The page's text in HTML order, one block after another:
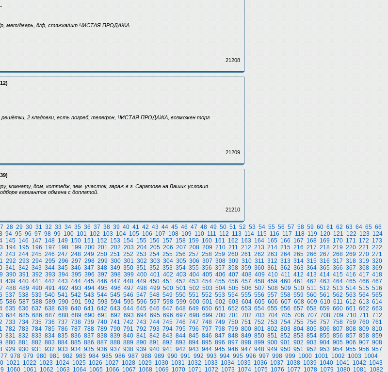
р, мет/дверь, д/ф, стяжка/шт.ЧИСТАЯ ПРОДАЖА
21208
решётки, 2 кладовки, есть погреб, телефон, ЧИСТАЯ ПРОДАЖА, возможен торг
21209
комнату, дом, коттедж, зем. участок, гараж в г. Саратове на Ваших условия.
вариантов обмена с доплатой.
21210
28 29 30 31 32 33 34 35 36 37 38 39 40 41 42 43 44 45 46 47 48 49 50 51 52 53 54 55 56 57 58 59 60 61 62 63 64 65 66
94 95 96 97 98 99 100 101 102 103 104 105 106 107 108 109 110 111 112 113 114 115 116 117 118 119 120 121 122 123 124
145 146 147 148 149 150 151 152 153 154 155 156 157 158 159 160 161 162 163 164 165 166 167 168 169 170 171 172 173
194 195 196 197 198 199 200 201 202 203 204 205 206 207 208 209 210 211 212 213 214 215 216 217 218 219 220 221 222
243 244 245 246 247 248 249 250 251 252 253 254 255 256 257 258 259 260 261 262 263 264 265 266 267 268 269 270 271
292 293 294 295 296 297 298 299 300 301 302 303 304 305 306 307 308 309 310 311 312 313 314 315 316 317 318 319 320
341 342 343 344 345 346 347 348 349 350 351 352 353 354 355 356 357 358 359 360 361 362 363 364 365 366 367 368 369
390 391 392 393 394 395 396 397 398 399 400 401 402 403 404 405 406 407 408 409 410 411 412 413 414 415 416 417 418
439 440 441 442 443 444 445 446 447 448 449 450 451 452 453 454 455 456 457 458 459 460 461 462 463 464 465 466 467
488 489 490 491 492 493 494 495 496 497 498 499 500 501 502 503 504 505 506 507 508 509 510 511 512 513 514 515 516
537 538 539 540 541 542 543 544 545 546 547 548 549 550 551 552 553 554 555 556 557 558 559 560 561 562 563 564 565
586 587 588 589 590 591 592 593 594 595 596 597 598 599 600 601 602 603 604 605 606 607 608 609 610 611 612 613 614
635 636 637 638 639 640 641 642 643 644 645 646 647 648 649 650 651 652 653 654 655 656 657 658 659 660 661 662 663
684 685 686 687 688 689 690 691 692 693 694 695 696 697 698 699 700 701 702 703 704 705 706 707 708 709 710 711 712
733 734 735 736 737 738 739 740 741 742 743 744 745 746 747 748 749 750 751 752 753 754 755 756 757 758 759 760 761
782 783 784 785 786 787 788 789 790 791 792 793 794 795 796 797 798 799 800 801 802 803 804 805 806 807 808 809 810
831 832 833 834 835 836 837 838 839 840 841 842 843 844 845 846 847 848 849 850 851 852 853 854 855 856 857 858 859
880 881 882 883 884 885 886 887 888 889 890 891 892 893 894 895 896 897 898 899 900 901 902 903 904 905 906 907 908
929 930 931 932 933 934 935 936 937 938 939 940 941 942 943 944 945 946 947 948 949 950 951 952 953 954 955 956 957
978 979 980 981 982 983 984 985 986 987 988 989 990 991 992 993 994 995 996 997 998 999 1000 1001 1002 1003 1004
1021 1022 1023 1024 1025 1026 1027 1028 1029 1030 1031 1032 1033 1034 1035 1036 1037 1038 1039 1040 1041 1042 1043
1060 1061 1062 1063 1064 1065 1066 1067 1068 1069 1070 1071 1072 1073 1074 1075 1076 1077 1078 1079 1080 1081 1082